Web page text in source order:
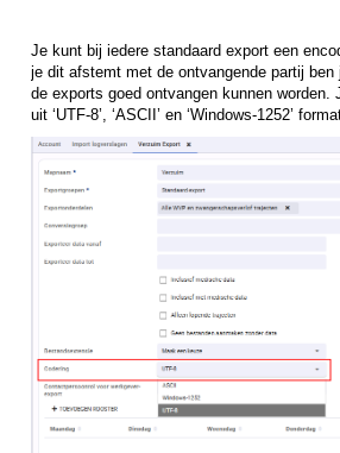
Je kunt bij iedere standaard export een
je dit afstemt met de ontvangende partij
de exports goed ontvangen kunnen worden.
uit ‘UTF-8’, ‘ASCII’ en ‘Windows-1252’